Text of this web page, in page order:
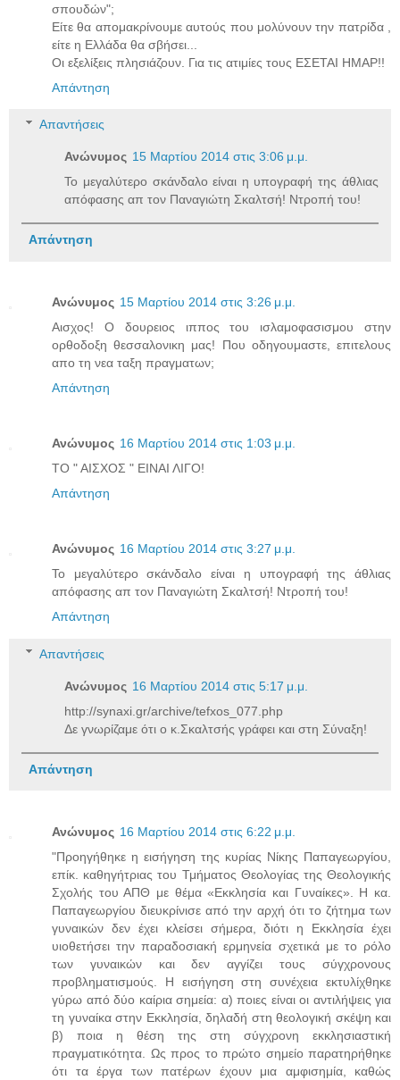
σπουδών";
Είτε θα απομακρίνουμε αυτούς που μολύνουν την πατρίδα ,
είτε η Ελλάδα θα σβήσει...
Οι εξελίξεις πλησιάζουν. Για τις ατιμίες τους ΕΣΕΤΑΙ ΗΜΑΡ!!
Απάντηση
Απαντήσεις
Ανώνυμος 15 Μαρτίου 2014 στις 3:06 μ.μ.
To μεγαλύτερο σκάνδαλο είναι η υπογραφή της άθλιας
απόφασης απ τον Παναγιώτη Σκαλτσή! Ντροπή του!
Απάντηση
Ανώνυμος 15 Μαρτίου 2014 στις 3:26 μ.μ.
Αισχος! Ο δουρειος ιππος του ισλαμοφασισμου στην
ορθοδοξη θεσσαλονικη μας! Που οδηγουμαστε, επιτελους
απο τη νεα ταξη πραγματων;
Απάντηση
Ανώνυμος 16 Μαρτίου 2014 στις 1:03 μ.μ.
ΤΟ " ΑΙΣΧΟΣ " ΕΙΝΑΙ ΛΙΓΟ!
Απάντηση
Ανώνυμος 16 Μαρτίου 2014 στις 3:27 μ.μ.
To μεγαλύτερο σκάνδαλο είναι η υπογραφή της άθλιας
απόφασης απ τον Παναγιώτη Σκαλτσή! Ντροπή του!
Απάντηση
Απαντήσεις
Ανώνυμος 16 Μαρτίου 2014 στις 5:17 μ.μ.
http://synaxi.gr/archive/tefxos_077.php
Δε γνωρίζαμε ότι ο κ.Σκαλτσής γράφει και στη Σύναξη!
Απάντηση
Ανώνυμος 16 Μαρτίου 2014 στις 6:22 μ.μ.
"Προηγήθηκε η εισήγηση της κυρίας Νίκης Παπαγεωργίου,
επίκ. καθηγήτριας του Τμήματος Θεολογίας της Θεολογικής
Σχολής του ΑΠΘ με θέμα «Εκκλησία και Γυναίκες». Η κα.
Παπαγεωργίου διευκρίνισε από την αρχή ότι το ζήτημα των
γυναικών δεν έχει κλείσει σήμερα, διότι η Εκκλησία έχει
υιοθετήσει την παραδοσιακή ερμηνεία σχετικά με το ρόλο
των γυναικών και δεν αγγίζει τους σύγχρονους
προβληματισμούς. Η εισήγηση στη συνέχεια εκτυλίχθηκε
γύρω από δύο καίρια σημεία: α) ποιες είναι οι αντιλήψεις για
τη γυναίκα στην Εκκλησία, δηλαδή στη θεολογική σκέψη και
β) ποια η θέση της στη σύγχρονη εκκλησιαστική
πραγματικότητα. Ως προς το πρώτο σημείο παρατηρήθηκε
ότι τα έργα των πατέρων έχουν μια αμφισημία, καθώς